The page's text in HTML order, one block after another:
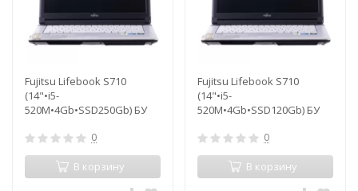
Fujitsu Lifebook S710
(14"•i5-
520M•4Gb•SSD250Gb) БУ
0
В корзину
Fujitsu Lifebook S710
(14"•i5-
520M•4Gb•SSD120Gb) БУ
0
В корзину